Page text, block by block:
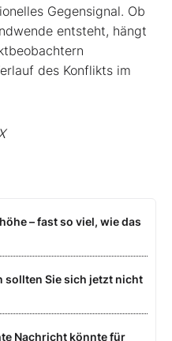
Gegensignal. Ob
entsteht, hängt
des Konflikts im
– fast so viel, wie das
sollten Sie sich jetzt nicht
Nachricht könnte für